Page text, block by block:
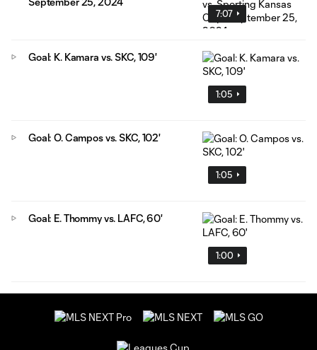
7:07
1:05
Goal: K. Kamara vs. SKC, 109'
1:05
Goal: O. Campos vs. SKC, 102'
1:00
Goal: E. Thommy vs. LAFC, 60'